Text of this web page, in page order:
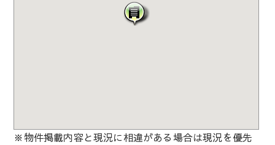
※物件掲載内容と現況に相違がある場合は現況を優先